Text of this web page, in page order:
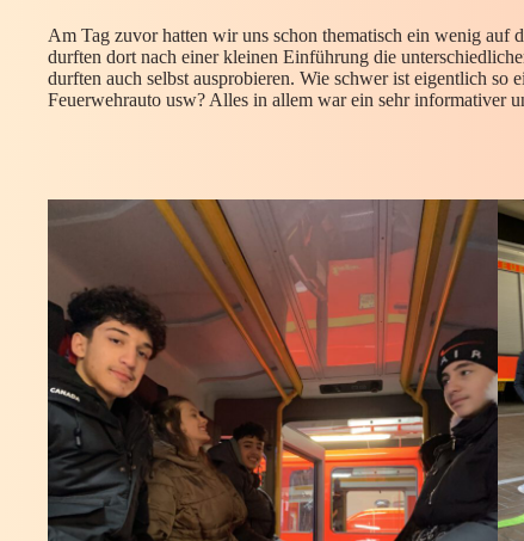
Am Tag zuvor hatten wir uns schon thematisch ein wenig auf
durften dort nach einer kleinen Einführung die
durften auch selbst ausprobieren. Wie schwer ist eigentlich
Feuerwehrauto usw? Alles in allem war ein sehr informativer